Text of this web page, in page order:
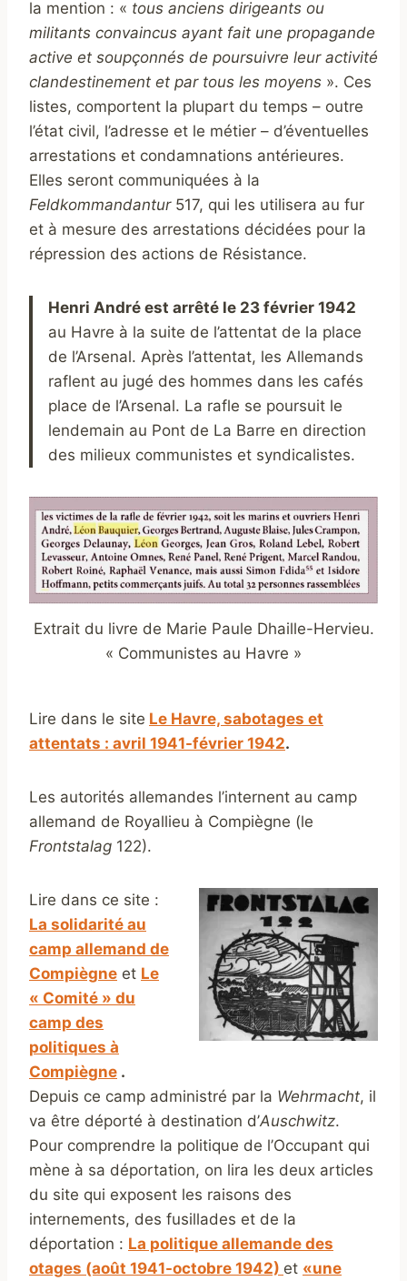
la mention : « tous anciens dirigeants ou
militants convaincus ayant fait une propagande
active et soupçonnés de poursuivre leur activité
clandestinement et par tous les moyens ». Ces
listes, comportent la plupart du temps – outre
l’état civil, l’adresse et le métier – d’éventuelles
arrestations et condamnations antérieures.
Elles seront communiquées à la
Feldkommandantur517, qui les utilisera au fur
et à mesure des arrestations décidées pour la
répression des actions de Résistance.
Henri André est arrêté le 23 février 1942
au Havre à la suite de l’attentat de la place
de l’Arsenal. Après l’attentat, les Allemands
raflent au jugé des hommes dans les cafés
place de l’Arsenal. La rafle se poursuit le
lendemain au Pont de La Barre en direction
des milieux communistes et syndicalistes.
Extrait du livre de Marie Paule Dhaille-Hervieu.
« Communistes au Havre »
Lire dans le site Le Havre, sabotages et
attentats : avril 1941-février 1942.
Les autorités allemandes l’internent au camp
allemand de Royallieu à Compiègne (le
Frontstalag 122).
Lire dans ce site :
La solidarité au
camp allemand de
Compiègne et Le
« Comité » du
camp des
politiques à
Compiègne .
Depuis ce camp administré par la Wehrmacht, il
va être déporté à destination d’Auschwitz.
Pour comprendre la politique de l’Occupant qui
mène à sa déportation, on lira les deux articles
du site qui exposent les raisons des
internements, des fusillades et de la
déportation : La politique allemande des
otages (août 1941-octobre 1942) et «une